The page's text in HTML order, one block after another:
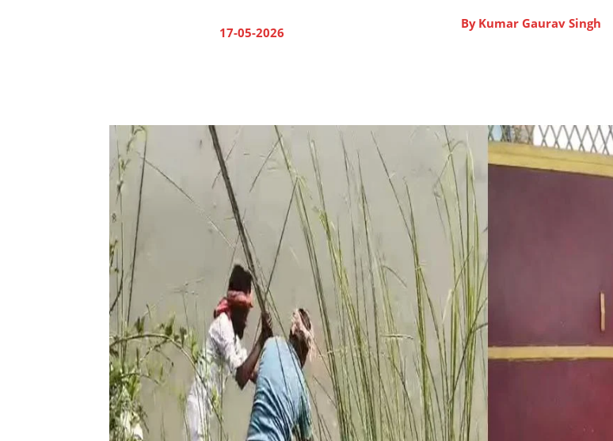
17-05-2026
By Kumar Gaurav Singh